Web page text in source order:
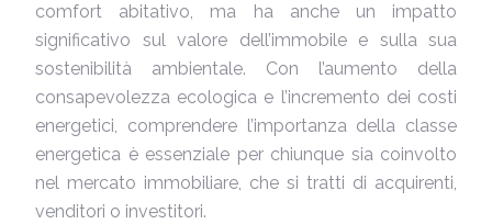
comfort abitativo, ma ha anche un impatto
significativo sul valore dell’immobile e sulla sua
sostenibilità ambientale. Con l’aumento della
consapevolezza ecologica e l’incremento dei costi
energetici, comprendere l’importanza della classe
energetica è essenziale per chiunque sia coinvolto
nel mercato immobiliare, che si tratti di acquirenti,
venditori o investitori.